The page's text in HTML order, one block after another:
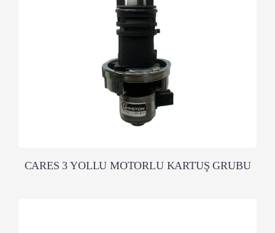
CARES 3 YOLLU MOTORLU KARTUŞ GRUBU